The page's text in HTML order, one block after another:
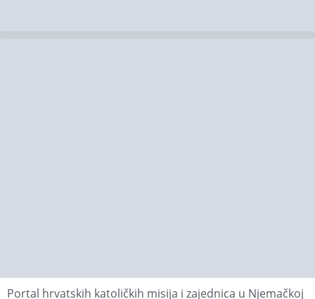
Portal hrvatskih katoličkih misija i zajednica u Njemačkoj